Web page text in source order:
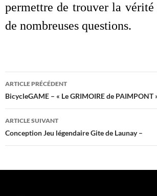
permettre de trouver la vérité
de nombreuses questions.
Navigation
des
articles
ARTICLE PRÉCÉDENT
BicycleGAME – « Le GRIMOIRE de PAIMPONT
ARTICLE SUIVANT
Conception Jeu légendaire Gite de Launay –